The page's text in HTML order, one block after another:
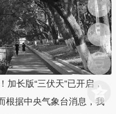
长版“三伏天”已开启，
根据中央气象台消息，我